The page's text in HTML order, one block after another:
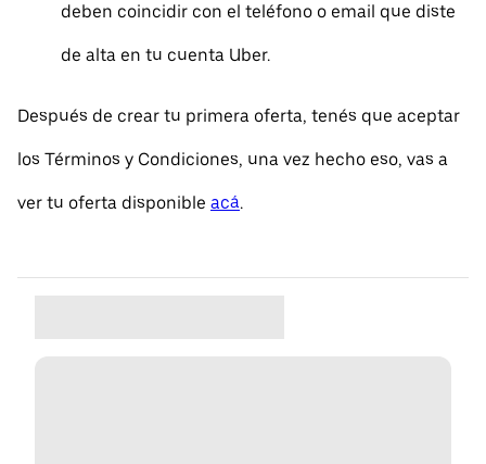
deben coincidir con el teléfono o email que diste
de alta en tu cuenta Uber.
Después de crear tu primera oferta, tenés que aceptar
los Términos y Condiciones, una vez hecho eso, vas a
ver tu oferta disponible acá.